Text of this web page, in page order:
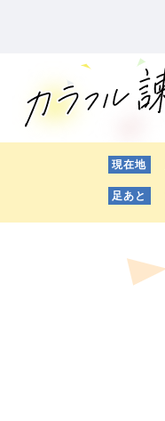
文
現在地
足あと